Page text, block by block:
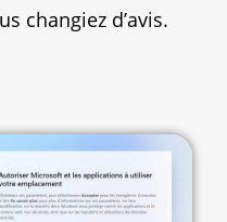
changiez d’avis.